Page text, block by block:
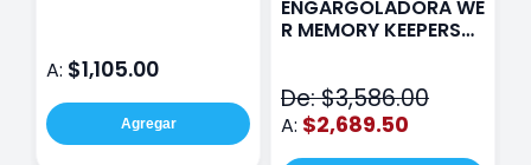
A: $1,105.00
Agregar
ENGARGOLADORA WE
R MEMORY KEEPERS
De: $3,586.00
A: $2,689.50